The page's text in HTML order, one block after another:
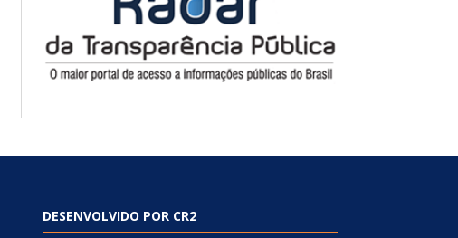
DESENVOLVIDO POR CR2